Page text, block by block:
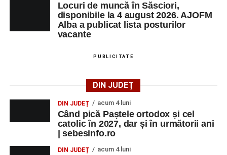
Locuri de muncă în Săsciori,
disponibile la 4 august 2026. AJOFM
Alba a publicat lista posturilor
vacante
PUBLICITATE
DIN JUDEȚ
DIN JUDEȚ acum 4 luni
Când pică Paștele ortodox și cel
catolic în 2027, dar și în următorii ani
| sebesinfo.ro
DIN JUDEȚ acum 4 luni